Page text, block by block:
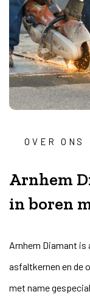
OVER ONS
Arnhem
in boren
Arnhem Diamant is
asfaltkernen en de
met name